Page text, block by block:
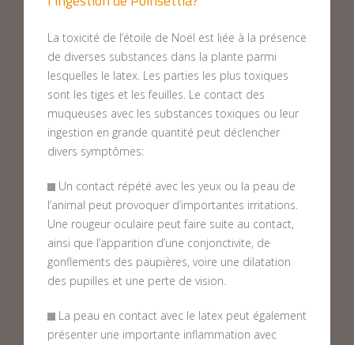
La toxicité de l’étoile de Noël est liée à la présence
de diverses substances dans la plante parmi
lesquelles le latex. Les parties les plus toxiques
sont les tiges et les feuilles. Le contact des
muqueuses avec les substances toxiques ou leur
ingestion en grande quantité peut déclencher
divers symptômes:
Un contact répété avec les yeux ou la peau de
l’animal peut provoquer d’importantes irritations.
Une rougeur oculaire peut faire suite au contact,
ainsi que l’apparition d’une conjonctivite, de
gonflements des paupières, voire une dilatation
des pupilles et une perte de vision.
La peau en contact avec le latex peut également
présenter une importante inflammation avec